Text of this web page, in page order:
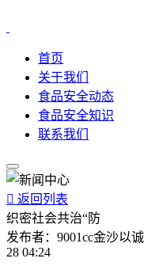
首页
关于我们
食品安全动态
食品安全知识
联系我们
 返回列表
织密社会共治“防
发布者： 9001cc金沙以
28 04:24